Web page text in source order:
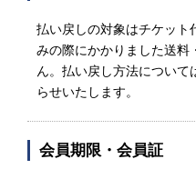
払い戻しの対象はチケット
みの際にかかりました送料
ん。払い戻し方法について
らせいたします。
会員期限・会員証